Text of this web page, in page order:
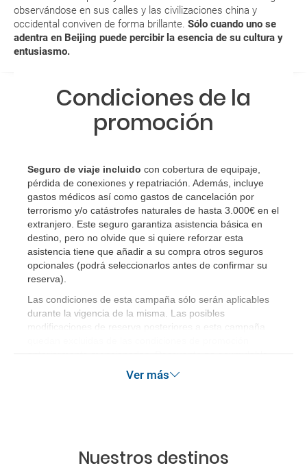
observándose en sus calles y las civilizaciones china y
occidental conviven de forma brillante. Sólo cuando uno se
adentra en Beijing puede percibir la esencia de su cultura y
entusiasmo.
paquete vacacional en la página web?
Al realizar la reserva, uno de los servicios ha
¿Cómo sé si hay plazas disponibles en el viaje que
quiero al hacer mi solicitud de reserva?
dirigirme?
¿Incluye algún seguro de viaje mi reserva?
¿Cuáles son las condiciones generales en las
reservas de viajes?
¿Cuáles son los impuestos de entrada y salida del
país si viajo a América?
Condiciones de la
promoción
Seguro de viaje incluido con cobertura de equipaje,
pérdida de conexiones y repatriación. Además, incluye
gastos médicos así como gastos de cancelación por
terrorismo y/o catástrofes naturales de hasta 3.000€ en el
extranjero. Este seguro garantiza asistencia básica en
destino, pero no olvide que si quiere reforzar esta
asistencia tiene que añadir a su compra otros seguros
opcionales (podrá seleccionarlos antes de confirmar su
reserva)
Las condiciones de esta campaña sólo serán aplicables
durante la vigencia de la misma. Las posibles
modificaciones de reserva posteriores a esta campaña
Ver más
Nuestros destinos